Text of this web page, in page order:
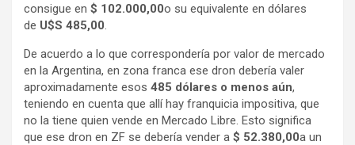
consigue en $ 102.000,00o su equivalente en dólares
de U$S 485,00.
De acuerdo a lo que correspondería por valor de mercado
en la Argentina, en zona franca ese dron debería valer
aproximadamente esos 485 dólares o menos aún,
teniendo en cuenta que allí hay franquicia impositiva, que
no la tiene quien vende en Mercado Libre. Esto significa
que ese dron en ZF se debería vender a $ 52.380,00a un